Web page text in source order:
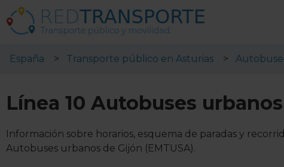
España Transporte público en Asturias
Línea 10 Autobuses
Información sobre horarios, esquema de paradas y
Autobuses urbanos de Gijón (EMTUSA).